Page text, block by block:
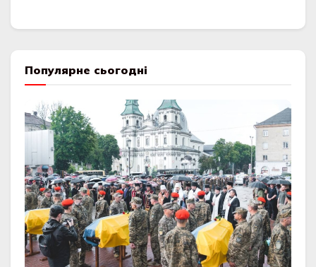
Популярне сьогодні